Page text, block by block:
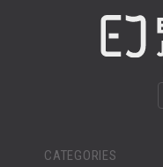
CATEGORIES